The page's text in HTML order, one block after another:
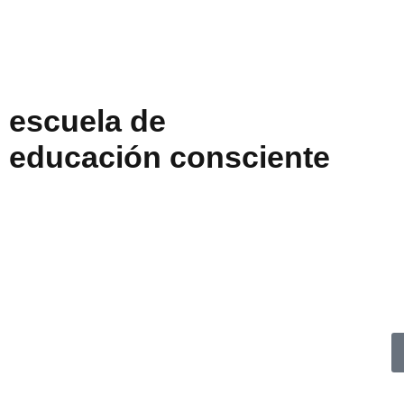
escuela de
educación consciente